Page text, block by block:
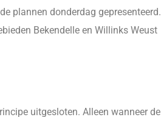
plannen donderdag gepresenteerd.
Bekendelle en Willinks Weust
uitgesloten. Alleen wanneer de